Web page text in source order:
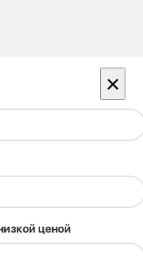
×
ценой